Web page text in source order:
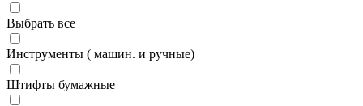
Выбрать все
Инструменты ( машин. и ручные)
Штифты бумажные